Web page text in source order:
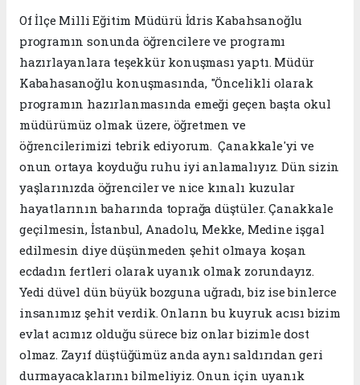
Of İlçe Milli Eğitim Müdürü İdris Kabahsanoğlu
programın sonunda öğrencilere ve programı
hazırlayanlara teşekkür konuşması yaptı. Müdür
Kabahasanoğlu konuşmasında, "Öncelikli olarak
programın hazırlanmasında emeği geçen başta okul
müdürümüz olmak üzere, öğretmen ve
öğrencilerimizi tebrik ediyorum. Çanakkale'yi ve
onun ortaya koyduğu ruhu iyi anlamalıyız. Dün sizin
yaşlarınızda öğrenciler ve nice kınalı kuzular
hayatlarının baharında toprağa düştüler. Çanakkale
geçilmesin, İstanbul, Anadolu, Mekke, Medine işgal
edilmesin diye düşünmeden şehit olmaya koşan
ecdadın fertleri olarak uyanık olmak zorundayız.
Yedi düvel dün büyük bozguna uğradı, biz ise binlerce
insanımız şehit verdik. Onların bu kuyruk acısı bizim
evlat acımız olduğu sürece biz onlar bizimle dost
olmaz. Zayıf düştüğümüz anda aynı saldırıdan geri
durmayacaklarını bilmeliyiz. Onun için uyanık